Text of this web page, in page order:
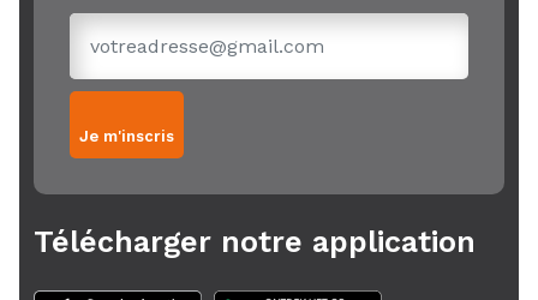
Je m'inscris
Télécharger notre application